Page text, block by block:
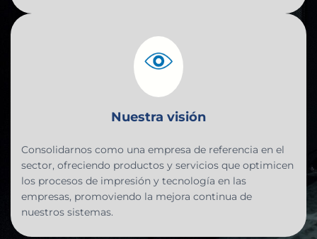
Nuestra visión
Consolidarnos como una empresa de referencia en el
sector, ofreciendo productos y servicios que optimicen
los procesos de impresión y tecnología en las
empresas, promoviendo la mejora continua de
nuestros sistemas.